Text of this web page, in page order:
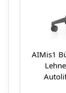
AIMis1